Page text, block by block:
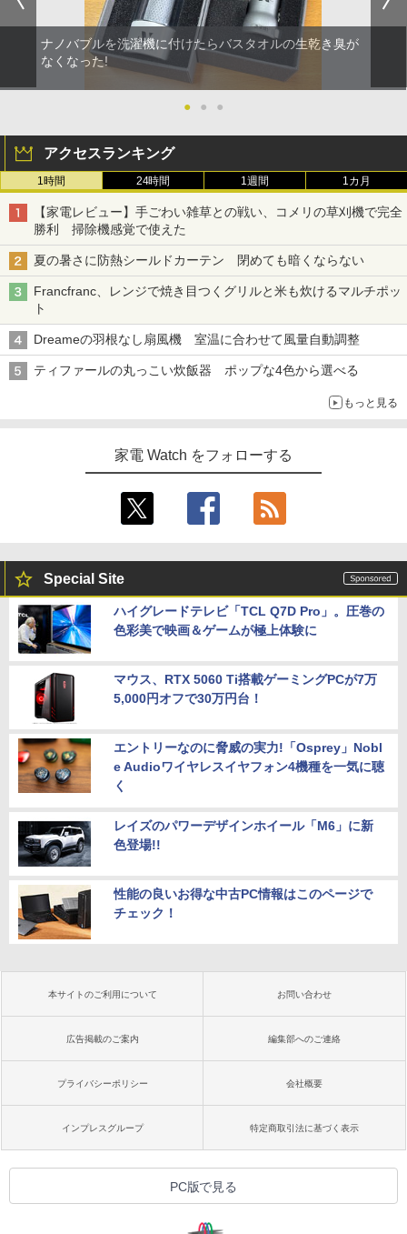
ナノバブルを洗濯機に付けたらバスタオルの生乾き臭が
なくなった!
● ● ●
アクセスランキング
1時間 24時間 1週間 1カ月
【家電レビュー】手ごわい雑草との戦い、コメリの草刈機で完全
勝利 掃除機感覚で使えた
夏の暑さに防熱シールドカーテン 閉めても暗くならない
Francfranc、レンジで焼き目つくグリルと米も炊けるマルチポッ
ト
Dreameの羽根なし扇風機 室温に合わせて風量自動調整
ティファールの丸っこい炊飯器 ポップな4色から選べる
もっと見る
家電 Watch をフォローする
Special Site
ハイグレードテレビ「TCL Q7D Pro」。圧巻の
色彩美で映画＆ゲームが極上体験に
マウス、RTX 5060 Ti搭載ゲーミングPCが7万
5,000円オフで30万円台！
エントリーなのに脅威の実力!「Osprey」Nobl
e Audioワイヤレスイヤフォン4機種を一気に聴
く
レイズのパワーデザインホイール「M6」に新
色登場!!
性能の良いお得な中古PC情報はこのページで
チェック！
本サイトのご利用について お問い合わせ
広告掲載のご案内 編集部へのご連絡
プライバシーポリシー 会社概要
インプレスグループ 特定商取引法に基づく表示
PC版で見る